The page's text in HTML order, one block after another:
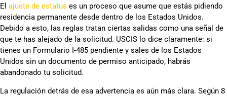
El ajuste de estatus es un proceso que asume que estás pidiendo
residencia permanente desde dentro de los Estados Unidos.
Debido a esto, las reglas tratan ciertas salidas como una señal de
que te has alejado de la solicitud. USCIS lo dice claramente: si
tienes un Formulario I-485 pendiente y sales de los Estados
Unidos sin un documento de permiso anticipado, habrás
abandonado tu solicitud.
La regulación detrás de esa advertencia es aún más clara. Según 8